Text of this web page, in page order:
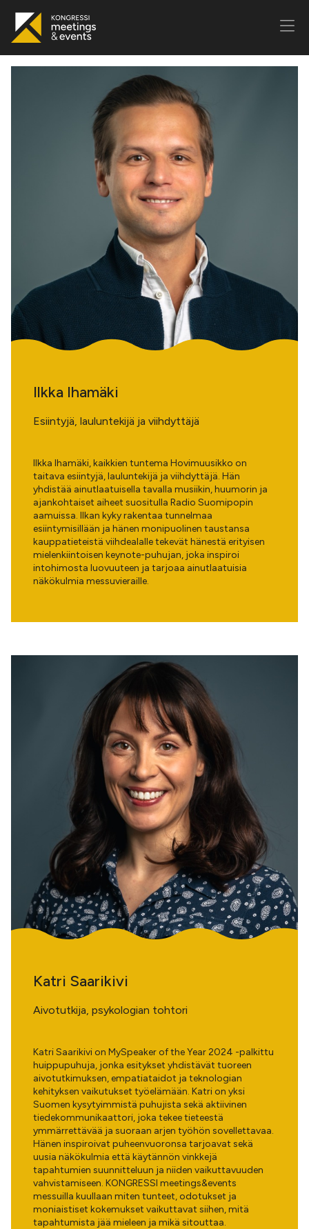
Ilkka Ihamäki
Esiintyjä, lauluntekijä ja viihdyttäjä
Ilkka Ihamäki, kaikkien tuntema Hovimuusikko on
taitava esiintyjä, lauluntekijä ja viihdyttäjä. Hän
yhdistää ainutlaatuisella tavalla musiikin, huumorin ja
ajankohtaiset aiheet suositulla Radio Suomipopin
aamuissa. Ilkan kyky rakentaa tunnelmaa
esiintymisillään ja hänen monipuolinen taustansa
kauppatieteistä viihdealalle tekevät hänestä erityisen
mielenkiintoisen keynote-puhujan, joka inspiroi
intohimosta luovuuteen ja tarjoaa ainutlaatuisia
näkökulmia messuvieraille.
Katri Saarikivi
Aivotutkija, psykologian tohtori
Katri Saarikivi on MySpeaker of the Year 2024 -palkittu
huippupuhuja, jonka esitykset yhdistävät tuoreen
aivotutkimuksen, empatiataidot ja teknologian
kehityksen vaikutukset työelämään. Katri on yksi
Suomen kysytyimmistä puhujista sekä aktiivinen
tiedekommunikaattori, joka tekee tieteestä
ymmärrettävää ja suoraan arjen työhön sovellettavaa.
Hänen inspiroivat puheenvuoronsa tarjoavat sekä
uusia näkökulmia että käytännön vinkkejä
tapahtumien suunnitteluun ja niiden vaikuttavuuden
vahvistamiseen. KONGRESSI meetings&events
messuilla kuullaan miten tunteet, odotukset ja
moniaistiset kokemukset vaikuttavat siihen, mitä
tapahtumista jää mieleen ja mikä sitouttaa.